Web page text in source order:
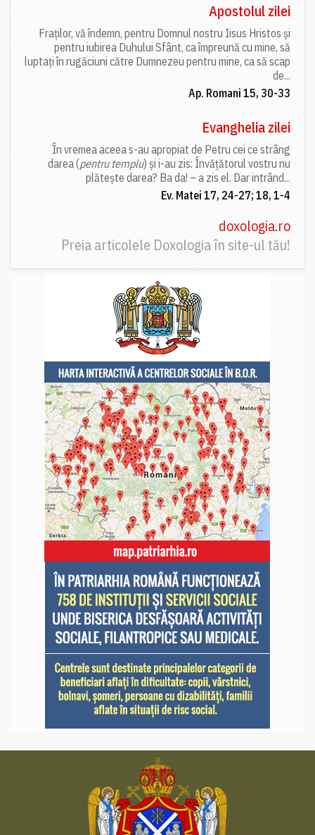
Apostolul zilei
Fraților, vă îndemn, pentru Domnul nostru Iisus Hristos și
pentru iubirea Duhului Sfânt, ca împreună cu mine, să
luptați în rugăciuni către Dumnezeu pentru mine, ca să scap
de...
Ap. Romani 15, 30-33
Evanghelia zilei
În vremea aceea s-au apropiat de Petru cei ce strâng
darea (pentru templu) și i-au zis: Învățătorul vostru nu
plătește darea? Ba da! – a zis el. Dar intrând...
Ev. Matei 17, 24-27; 18, 1-4
doxologia.ro
Preia articolele Doxologia în site-ul tău!